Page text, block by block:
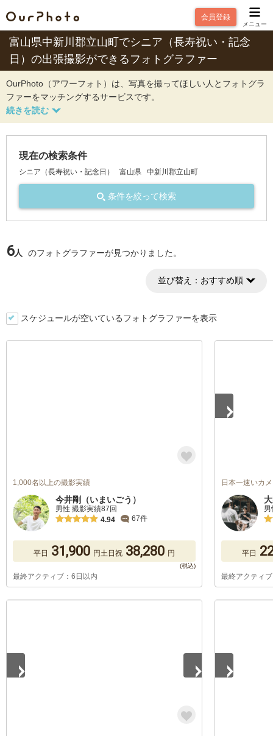
会員登録
メニュー
富山県中新川郡立山町でシニア（長寿祝い・記念
日）の出張撮影ができるフォトグラファー
OurPhoto（アワーフォト）は、写真を撮ってほしい人とフォトグラ
ファーをマッチングするサービスです。
現在の検索条件
シニア（長寿祝い・記念日） 富山県 中新川郡立山町
条件を絞って検索
6人 のフォトグラファーが見つかりました。
並び替え： おすすめ順
スケジュールが空いているフォトグラファーを表示
1,000名以上の撮影実績
今井剛（いまいごう）
男性 撮影実績87回
4.94
67件
平日 31,900 円土日祝 38,280 円
最終アクティブ：6日以内
日本一速いカ
平日
最終アクティ